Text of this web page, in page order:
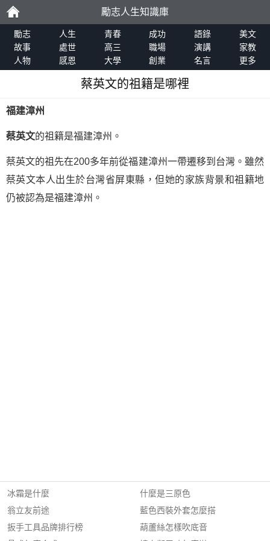
勵
志
勵志人生知識庫
勵志 人生 青春 成功 語錄
美文
故事
處世 高三 職場 演講
家教
人物
感恩 大學 創業 名言 更多
蔡英文的祖籍是哪裡
福建漳州
蔡英文的祖籍是福建漳州。
蔡英文的祖先在200多年前從福建漳州一帶遷移到台灣。雖然
蔡英文本人出生於台灣省屏東縣，但她的家族背景和祖籍地
仍被認為是福建漳州。
冰霜是什麼
翁立友前途
扳手工具品牌排行榜
什麼是三原色
藍色西裝外套怎麼搭
葫蘆絲怎樣吹底音